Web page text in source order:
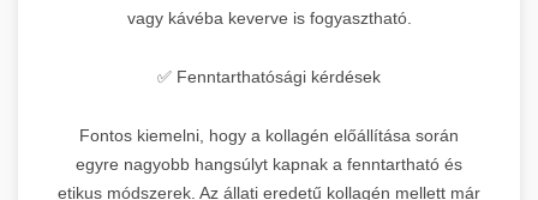
vagy kávéba keverve is fogyasztható.
✅ Fenntarthatósági kérdések
Fontos kiemelni, hogy a kollagén előállítása során
egyre nagyobb hangsúlyt kapnak a fenntartható és
etikus módszerek. Az állati eredetű kollagén mellett már